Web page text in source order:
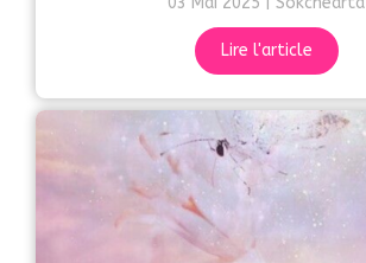
Lire l'article